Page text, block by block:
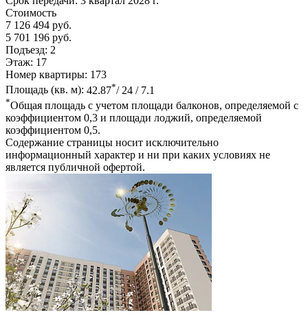
Стоимость
7 126 494 руб.
5 701 196 руб.
Подъезд: 2
Этаж: 17
Номер квартиры: 173
Площадь (кв. м): 42.87*/ 24 / 7.1
*Общая площадь с учетом площади балконов, определяемой с
коэффициентом 0,3 и площади лоджий, определяемой
коэффициентом 0,5.
Содержание страницы носит исключительно
информационный характер и ни при каких условиях не
является публичной офертой.